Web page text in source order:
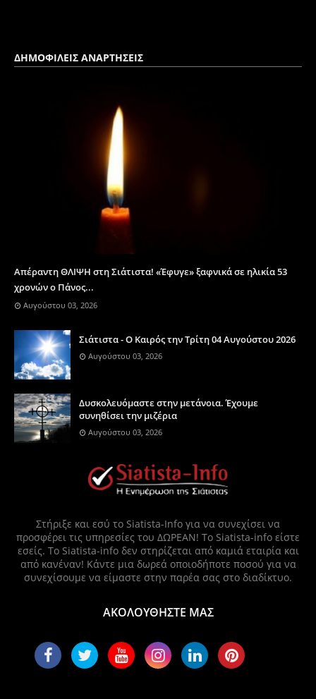
ΔΗΜΟΦΙΛΕΙΣ ΑΝΑΡΤΗΣΕΙΣ
Απέραντη ΘΛΙΨΗ στη Σιάτιστα! «Έφυγε» ξαφνικά σε ηλικία 53
χρονών ο Πάνος...
Αυγούστου 03, 2026
Σιάτιστα - Ο Καιρός την Τρίτη 04 Αυγούστου 2026
Αυγούστου 03, 2026
Δυσκολευόμαστε στην μετάνοια. Έχουμε
συνηθίσει την μιζέρια
Αυγούστου 03, 2026
Στήριξε και εσύ το Siatista-Info για να συνεχίσει να
προσφέρει τις υπηρεσίες του ΔΩΡΕΑΝ! Το Siatista-info είστε
εσείς. Το Siatista-info δεν στηρίζεται από καμιά εταιρία και
από κανέναν! Κάντε μια δωρεά οποιοδήποτε ποσού για να
συνεχίσουμε να είμαστε στην παρέα σας στο διαδίκτυο.
ΑΚΟΛΟΥΘΗΣΤΕ ΜΑΣ